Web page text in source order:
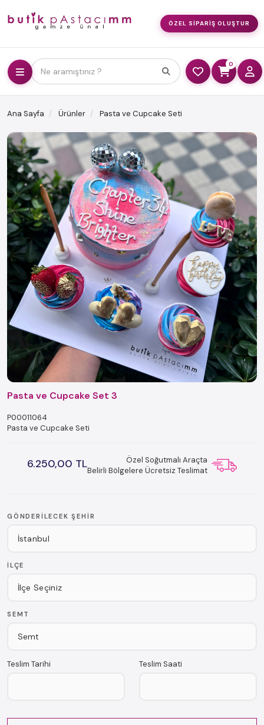
ÖZEL SIPARIŞ OLUŞTUR
Ne aramıştınız ?
0
Ana Sayfa Ürünler Pasta ve Cupcake Seti
Pasta ve Cupcake Set 3
P00011064
Pasta ve Cupcake Seti
6.250,00 TL
Özel Soğutmalı Araçta
Belirli Bölgelere Ücretsiz Teslimat
GÖNDERILECEK ŞEHIR
İLÇE
SEMT
Teslim Tarihi Teslim Saati